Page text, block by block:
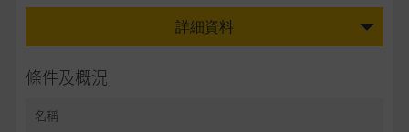
詳細資料
條件及概況
名稱